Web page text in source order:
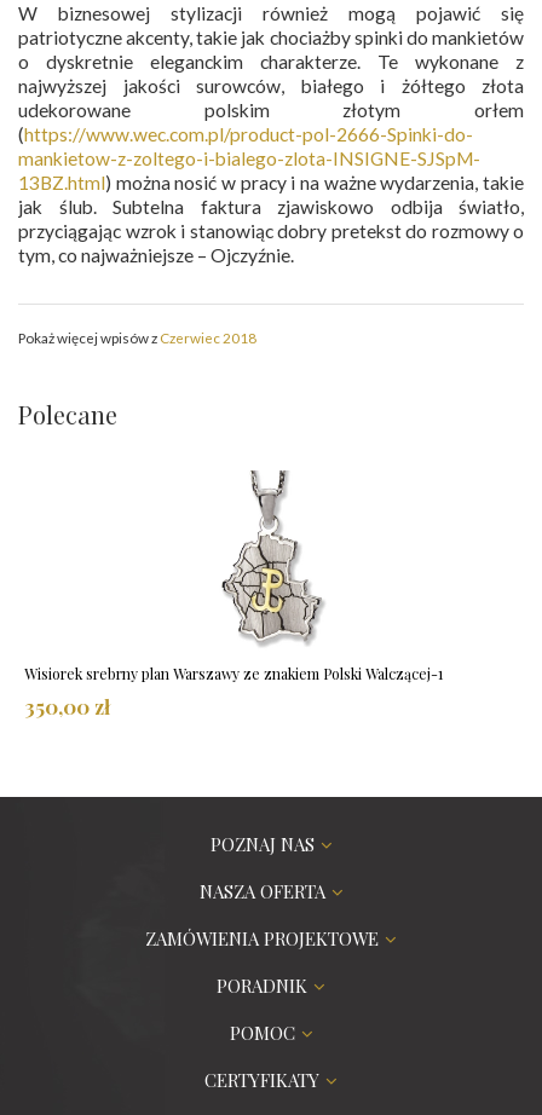
W biznesowej stylizacji również mogą pojawić się
patriotyczne akcenty, takie jak chociażby spinki do mankietów
o dyskretnie eleganckim charakterze. Te wykonane z
najwyższej jakości surowców, białego i żółtego złota
udekorowane polskim złotym orłem
(https://www.wec.com.pl/product-pol-2666-Spinki-do-
mankietow-z-zoltego-i-bialego-zlota-INSIGNE-SJSpM-
13BZ.html) można nosić w pracy i na ważne wydarzenia, takie
jak ślub. Subtelna faktura zjawiskowo odbija światło,
przyciągając wzrok i stanowiąc dobry pretekst do rozmowy o
tym, co najważniejsze – Ojczyźnie.
Pokaż więcej wpisów z Czerwiec 2018
Polecane
Wisiorek srebrny plan Warszawy ze znakiem Polski Walczącej-1
350,00 zł
POZNAJ NAS
NASZA OFERTA
ZAMÓWIENIA PROJEKTOWE
PORADNIK
POMOC
CERTYFIKATY